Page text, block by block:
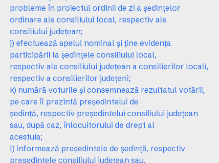
probleme în proiectul ordinii de zi a şedinţelor
ordinare ale consiliului local, respectiv ale
consiliului judeţean;
j) efectuează apelul nominal şi ţine evidenţa
participării la şedinţele consiliului local,
respectiv ale consiliului judeţean a consilierilor locali,
respectiv a consilierilor judeţeni;
k) numără voturile şi consemnează rezultatul votării,
pe care îl prezintă preşedintelui de
şedinţă, respectiv preşedintelui consiliului judeţean
sau, după caz, înlocuitorului de drept al
acestuia;
l) informează preşedintele de şedinţă, respectiv
preşedintele consiliului judeţean sau,